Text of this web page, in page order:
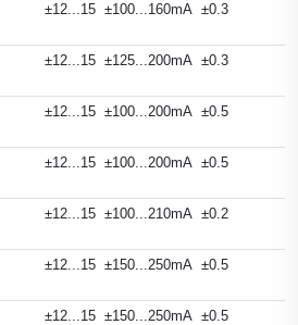
±12...15 ±100...160mA ±0.3
±12...15 ±125...200mA ±0.3
±12...15 ±100...200mA ±0.5
±12...15 ±100...200mA ±0.5
±12...15 ±100...210mA ±0.2
±12...15 ±150...250mA ±0.5
±12...15 ±150...250mA ±0.5